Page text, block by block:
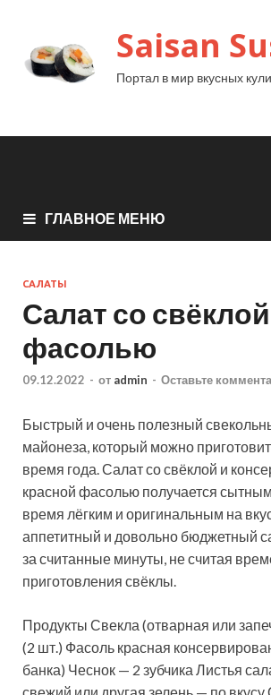
Saisan
Портал в мир вкусных
ГЛАВНОЕ МЕНЮ
САЛАТЫ
Салат со
фасолью
09.12.2022 - от admin - Оставьте
Быстрый и очень полезный
майонеза, который можно
время года. Салат со свёклой и
красной фасолью получается
время лёгким и оригинальным на
аппетитный и довольно бюджетный
за считанные минуты, не считая
приготовления свёклы.
Продукты Свекла (отварная или
(2 шт.) Фасоль красная
банка) Чеснок — 2 зубчика Листья